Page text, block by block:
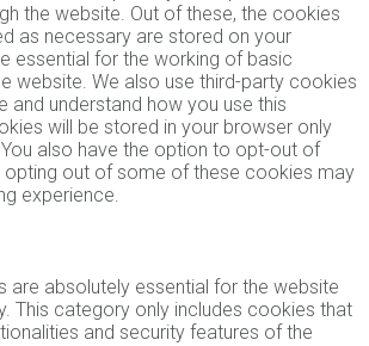
the website. Out of these, the cookies
as necessary are stored on your
essential for the working of basic
website. We also use third-party cookies
and understand how you use this
will be stored in your browser only
also have the option to opt-out of
opting out of some of these cookies may
experience.
are absolutely essential for the website
This category only includes cookies that
and security features of the